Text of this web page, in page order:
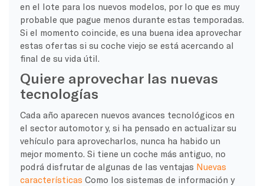
en el lote para los nuevos modelos, por lo que es muy
probable que pague menos durante estas temporadas.
Si el momento coincide, es una buena idea aprovechar
estas ofertas si su coche viejo se está acercando al
final de su vida útil.
Quiere aprovechar las nuevas
tecnologías
Cada año aparecen nuevos avances tecnológicos en
el sector automotor y, si ha pensado en actualizar su
vehículo para aprovecharlos, nunca ha habido un
mejor momento. Si tiene un coche más antiguo, no
podrá disfrutar de algunas de las ventajas Nuevas
características Como los sistemas de información y